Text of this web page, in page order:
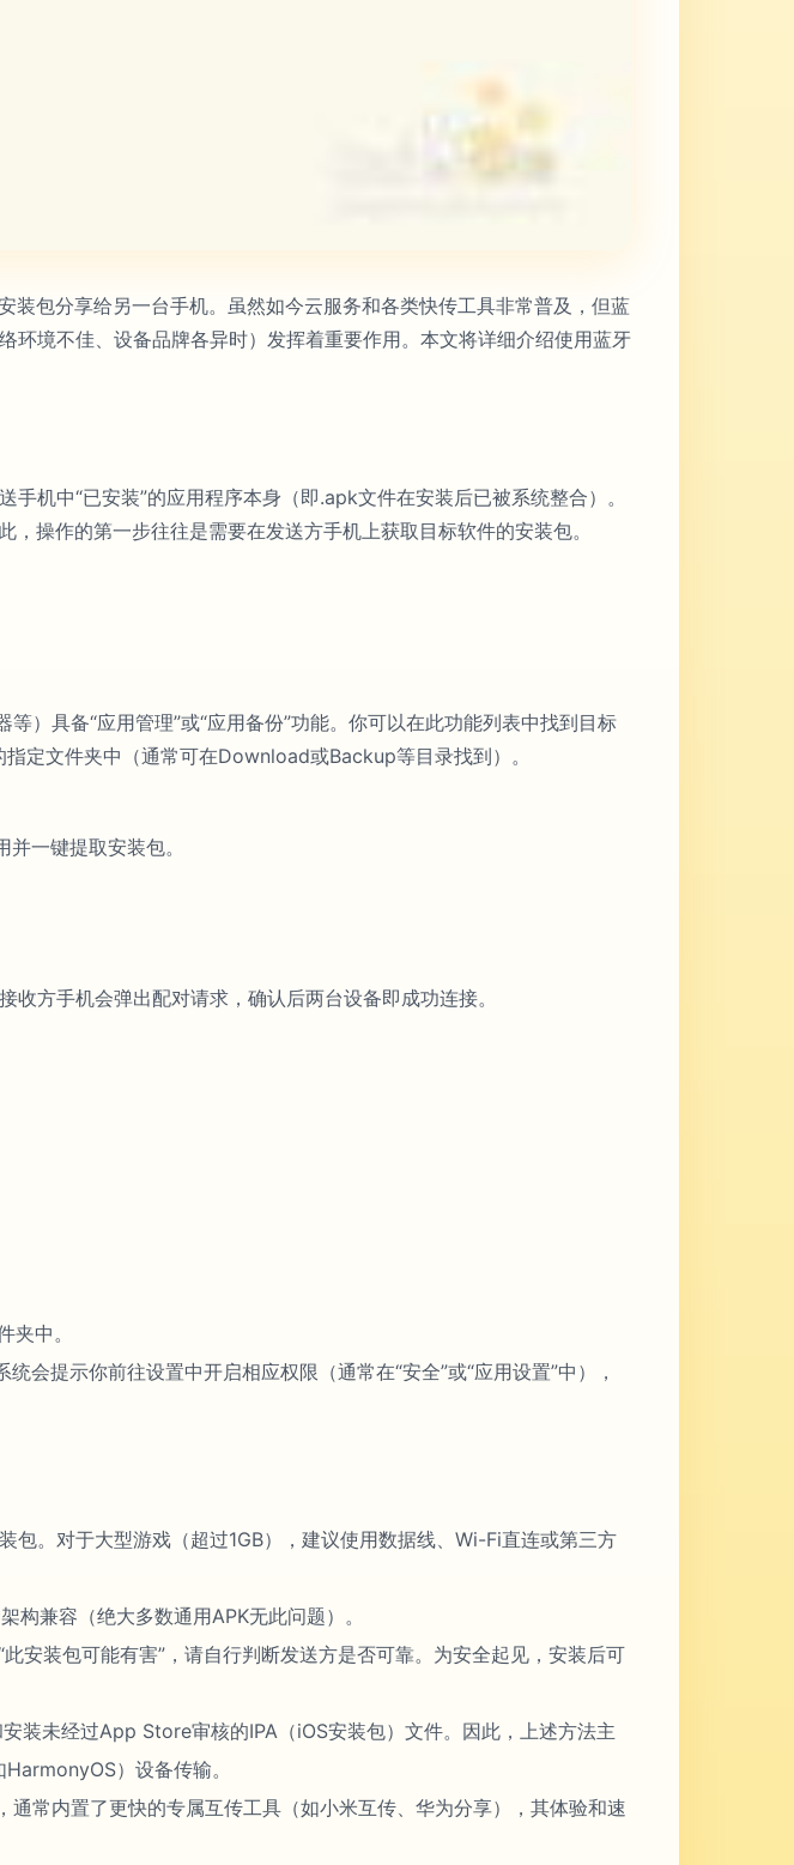
包分享给另一台手机。虽然如今云服务和各类快传工具非常普及，但蓝
境不佳、设备品牌各异时）发挥着重要作用。本文将详细介绍使用蓝牙
机中“已安装”的应用程序本身（即.apk文件在安装后已被系统整合）。
，操作的第一步往往是需要在发送方手机上获取目标软件的安装包。
）具备“应用管理”或“应用备份”功能。你可以在此功能列表中找到目标
定文件夹中（通常可在Download或Backup等目录找到）。
一键提取安装包。
方手机会弹出配对请求，确认后两台设备即成功连接。
中。
会提示你前往设置中开启相应权限（通常在“安全”或“应用设置”中），
包。对于大型游戏（超过1GB），建议使用数据线、Wi-Fi直连或第三方
构兼容（绝大多数通用APK无此问题）。
安装包可能有害”，请自行判断发送方是否可靠。为安全起见，安装后可
装未经过App Store审核的IPA（iOS安装包）文件。因此，上述方法主
）设备传输。
常内置了更快的专属互传工具（如小米互传、华为分享），其体验和速